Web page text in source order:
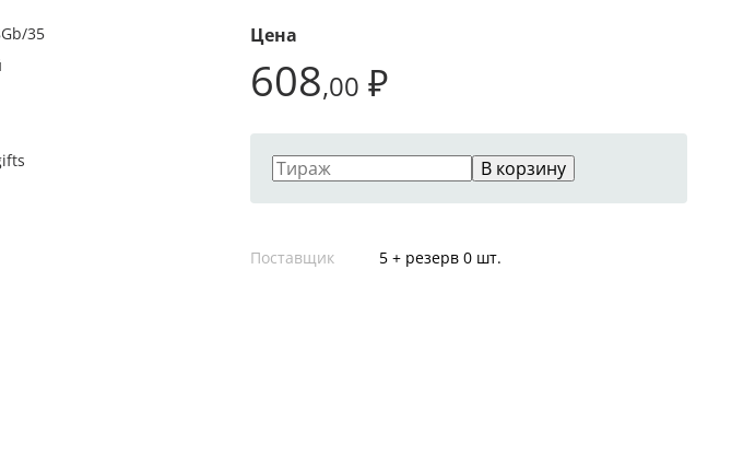
Цена
608,00 ₽
В корзину
Поставщик 5 + резерв 0 шт.
35